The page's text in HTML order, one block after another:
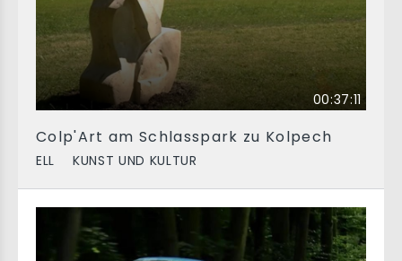
00:37:11
Colp'Art am Schlasspark zu Kolpech
ELL KUNST UND KULTUR